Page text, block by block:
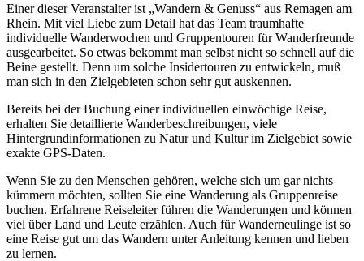
Einer dieser Veranstalter ist „Wandern & Genuss“ aus Remagen am
Rhein. Mit viel Liebe zum Detail hat das Team traumhafte
individuelle Wanderwochen und Gruppentouren für Wanderfreunde
ausgearbeitet. So etwas bekommt man selbst nicht so schnell auf die
Beine gestellt. Denn um solche Insidertouren zu entwickeln, muß
man sich in den Zielgebieten schon sehr gut auskennen.
Bereits bei der Buchung einer individuellen einwöchige Reise,
erhalten Sie detaillierte Wanderbeschreibungen, viele
Hintergrundinformationen zu Natur und Kultur im Zielgebiet sowie
exakte GPS-Daten.
Wenn Sie zu den Menschen gehören, welche sich um gar nichts
kümmern möchten, sollten Sie eine Wanderung als Gruppenreise
buchen. Erfahrene Reiseleiter führen die Wanderungen und können
viel über Land und Leute erzählen. Auch für Wanderneulinge ist so
eine Reise gut um das Wandern unter Anleitung kennen und lieben
zu lernen.